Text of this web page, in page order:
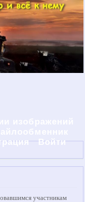
Войти
участникам